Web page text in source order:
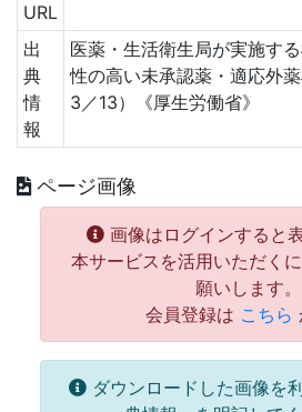
URL
出
典
情
報
医薬・生活衛生局が実施す
性の高い未承認薬・適応外
3／13）《厚生労働省》
ページ画像
画像はログインすると表
本サービスを活用いただく
願いします。
会員登録は こちら
ダウンロードした画像を